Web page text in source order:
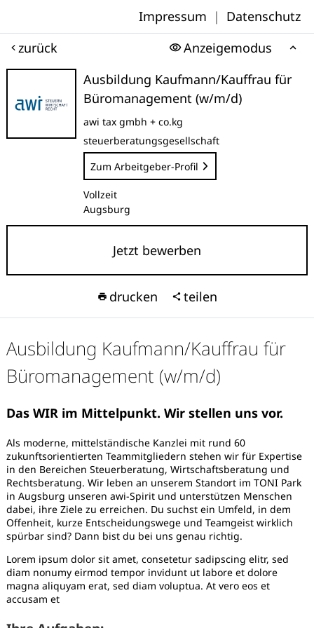
Impressum | Datenschutz
zurück
Anzeigemodus
Ausbildung Kaufmann/Kauffrau für
Büromanagement (w/m/d)
awi tax gmbh + co.kg
steuerberatungsgesellschaft
Zum Arbeitgeber-Profil
Vollzeit
Augsburg
Jetzt bewerben
drucken teilen
Ausbildung Kaufmann/Kauffrau für
Büromanagement (w/m/d)
Das WIR im Mittelpunkt. Wir stellen uns vor.
Als moderne, mittelständische Kanzlei mit rund 60
zukunftsorientierten Teammitgliedern stehen wir für Expertise
in den Bereichen Steuerberatung, Wirtschaftsberatung und
Rechtsberatung. Wir leben an unserem Standort im TONI Park
in Augsburg unseren awi-Spirit und unterstützen Menschen
dabei, ihre Ziele zu erreichen. Du suchst ein Umfeld, in dem
Offenheit, kurze Entscheidungswege und Teamgeist wirklich
spürbar sind? Dann bist du bei uns genau richtig.
Lorem ipsum dolor sit amet, consetetur sadipscing elitr, sed
diam nonumy eirmod tempor invidunt ut labore et dolore
magna aliquyam erat, sed diam voluptua. At vero eos et
accusam et
Karte anzeigen